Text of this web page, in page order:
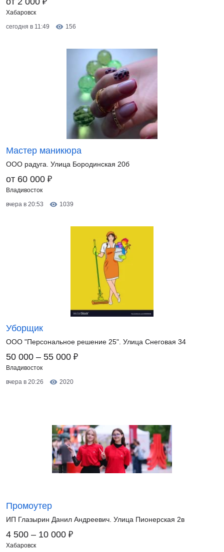
Хабаровск
сегодня в 11:49
156
Мастер маникюра
ООО радуга. Улица Бородинская 20б
от 60 000 ₽
Владивосток
вчера в 20:53
1039
Уборщик
ООО "Персональное решение 25". Улица Снеговая 34
50 000 – 55 000 ₽
Владивосток
вчера в 20:26
2020
Промоутер
ИП Глазырин Данил Андреевич. Улица Пионерская 2в
4 500 – 10 000 ₽
Хабаровск